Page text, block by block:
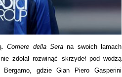
Corriere della Sera na swoich łamach
zdołał rozwinąć skrzydeł pod wodzą
gdzie Gian Piero Gasperini